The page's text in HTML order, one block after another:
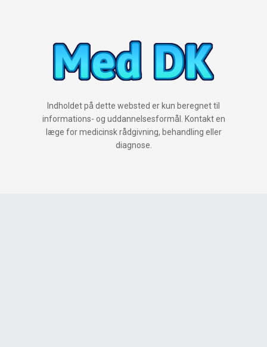
Indholdet på dette websted er kun beregnet til
informations- og uddannelsesformål. Kontakt en
læge for medicinsk rådgivning, behandling eller
diagnose.